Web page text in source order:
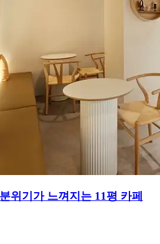
위기가 느껴지는 11평 카페